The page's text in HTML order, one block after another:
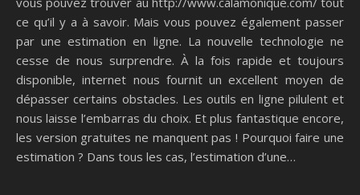
ce qu’il y a à savoir. Mais vous pouvez également passer
par une estimation en ligne. La nouvelle technologie ne
cesse de nous surprendre. À la fois rapide et toujours
disponible, internet nous fournit un excellent moyen de
dépasser certains obstacles. Les outils en ligne pilulent et
nous laisse l’embarras du choix. Et plus fantastique encore,
les version gratuites ne manquent pas ! Pourquoi faire une
estimation ? Dans tous les cas, l’estimation d’une…